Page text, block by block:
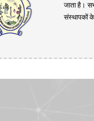
जाता है।
संस्थापकों के